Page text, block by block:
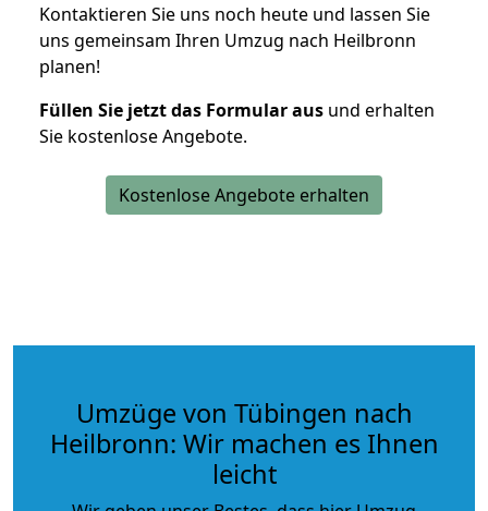
Kontaktieren Sie uns noch heute und lassen Sie
uns gemeinsam Ihren Umzug nach Heilbronn
planen!
Füllen Sie jetzt das Formular aus und erhalten
Sie kostenlose Angebote.
Kostenlose Angebote erhalten
Umzüge von Tübingen nach
Heilbronn: Wir machen es Ihnen
leicht